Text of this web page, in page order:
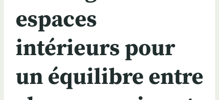
espaces
intérieurs pour
un équilibre entre